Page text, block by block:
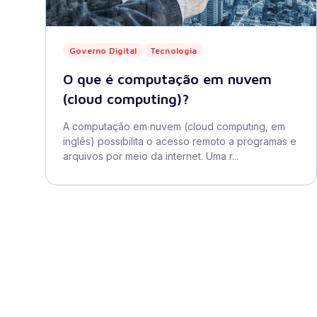
Governo Digital Tecnologia
O que é computação em nuvem
(cloud computing)?
A computação em nuvem (cloud computing, em
inglês) possibilita o acesso remoto a programas e
arquivos por meio da internet. Uma r...